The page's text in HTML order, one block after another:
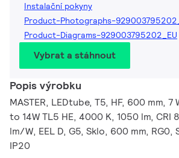
Instalační pokyny
Product-Photographs-
Product-Diagrams-929003795202_EU
Vybrat a stáhnout
Popis výrobku
MASTER, LEDtube, T5, HF, 600 mm,
to 14W TL5 HE, 4000 K, 1050 lm, CRI
lm/W, EEL D, G5, Sklo, 600 mm, RG0,
IP20